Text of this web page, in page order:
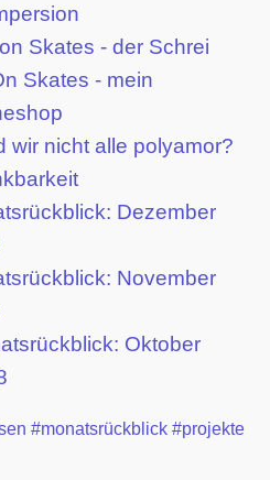
Skates - der Schrei
Skates - mein
wir nicht alle polyamor?
Dezember
November
Oktober
#monatsrückblick #projekte